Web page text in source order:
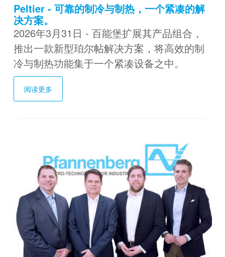
Peltier - 可靠的制冷与制热，一个紧凑的解
决方案。
2026年3月31日 - 百能堡扩展其产品组合，
推出一款新型珀尔帖解决方案，将高效的制
冷与制热功能集于一个紧凑设备之中。
阅读更多